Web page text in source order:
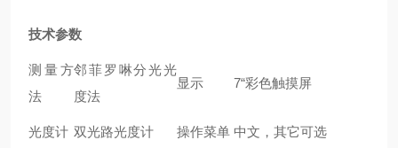
技术参数
测量方
法
邻菲罗啉分光光
度法
显示 7“彩色触摸屏
光度计 双光路光度计 操作菜单 中文，其它可选